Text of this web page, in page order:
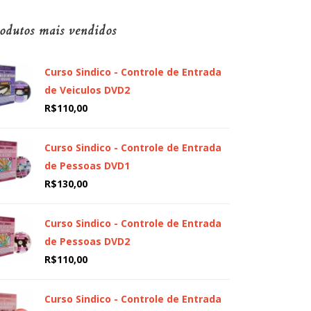
mais vendidos
Curso Sindico - Controle de Entrada
de Veiculos DVD2
R$110,00
Curso Sindico - Controle de Entrada
de Pessoas DVD1
R$130,00
Curso Sindico - Controle de Entrada
de Pessoas DVD2
R$110,00
Curso Sindico - Controle de Entrada